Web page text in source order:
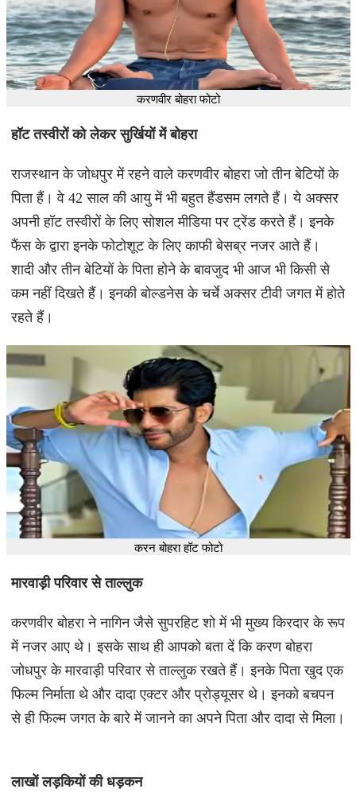
करणवीर बोहरा फोटो
हॉट तस्वीरों को लेकर सुर्खियों में बोहरा
राजस्थान के जोधपुर में रहने वाले करणवीर बोहरा जो तीन बेटियों के
पिता हैं। वे 42 साल की आयु में भी बहुत हैंडसम लगते हैं। ये अक्सर
अपनी हॉट तस्वीरों के लिए सोशल मीडिया पर ट्रेंड करते हैं। इनके
फैंस के द्वारा इनके फोटोशूट के लिए काफी बेसब्र नजर आते हैं।
शादी और तीन बेटियों के पिता होने के बावजुद भी आज भी किसी से
कम नहीं दिखते हैं। इनकी बोल्डनेस के चर्चे अक्सर टीवी जगत में होते
रहते हैं।
करन बोहरा हॉट फोटो
मारवाड़ी परिवार से ताल्लुक
करणवीर बोहरा ने नागिन जैसे सुपरहिट शो में भी मुख्य किरदार के रूप
में नजर आए थे। इसके साथ ही आपको बता दें कि करण बोहरा
जोधपुर के मारवाड़ी परिवार से ताल्लुक रखते हैं। इनके पिता खुद एक
फिल्म निर्माता थे और दादा एक्टर और प्रोड्यूसर थे। इनको बचपन
से ही फिल्म जगत के बारे में जानने का अपने पिता और दादा से मिला।
लाखों लड़कियों की धड़कन